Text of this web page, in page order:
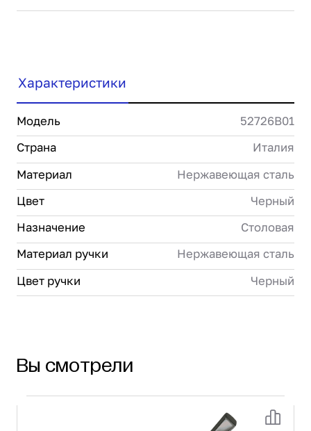
Характеристики
Модель
52726B01
Страна
Италия
Материал
Нержавеющая сталь
Цвет
Черный
Назначение
Столовая
Материал ручки
Нержавеющая сталь
Цвет ручки
Черный
Вы смотрели